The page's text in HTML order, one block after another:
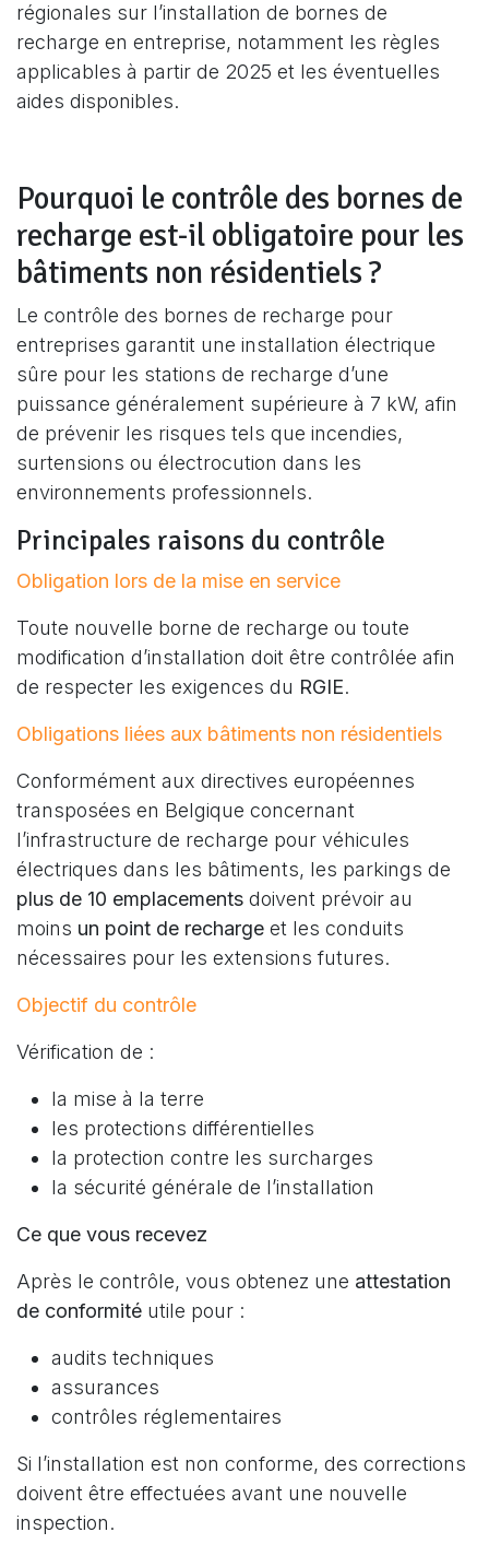
régionales sur l’installation de bornes de
recharge en entreprise, notamment les règles
applicables à partir de 2025 et les éventuelles
aides disponibles.
Pourquoi le contrôle des bornes de
recharge est-il obligatoire pour les
bâtiments non résidentiels ?
Le contrôle des bornes de recharge pour
entreprises garantit une installation électrique
sûre pour les stations de recharge d’une
puissance généralement supérieure à 7 kW, afin
de prévenir les risques tels que incendies,
surtensions ou électrocution dans les
environnements professionnels.
Principales raisons du contrôle
Obligation lors de la mise en service
Toute nouvelle borne de recharge ou toute
modification d’installation doit être contrôlée afin
de respecter les exigences du RGIE.
Obligations liées aux bâtiments non résidentiels
Conformément aux directives européennes
transposées en Belgique concernant
l’infrastructure de recharge pour véhicules
électriques dans les bâtiments, les parkings de
plus de 10 emplacements doivent prévoir au
moins un point de recharge et les conduits
nécessaires pour les extensions futures.
Objectif du contrôle
Vérification de :
la mise à la terre
les protections différentielles
la protection contre les surcharges
la sécurité générale de l’installation
Ce que vous recevez
Après le contrôle, vous obtenez une attestation
de conformité utile pour :
audits techniques
assurances
contrôles réglementaires
Si l’installation est non conforme, des corrections
doivent être effectuées avant une nouvelle
inspection.